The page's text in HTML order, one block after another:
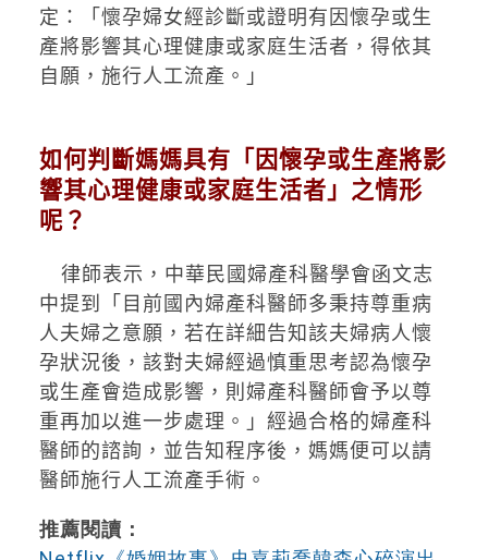
定：「懷孕婦女經診斷或證明有因懷孕或生
產將影響其心理健康或家庭生活者，得依其
自願，施行人工流產。」
如何判斷媽媽具有「因懷孕或生產將影
響其心理健康或家庭生活者」之情形
呢？
律師表示，中華民國婦產科醫學會函文志
中提到「目前國內婦產科醫師多秉持尊重病
人夫婦之意願，若在詳細告知該夫婦病人懷
孕狀況後，該對夫婦經過慎重思考認為懷孕
或生產會造成影響，則婦產科醫師會予以尊
重再加以進一步處理。」經過合格的婦產科
醫師的諮詢，並告知程序後，媽媽便可以請
醫師施行人工流產手術。
推薦閱讀：